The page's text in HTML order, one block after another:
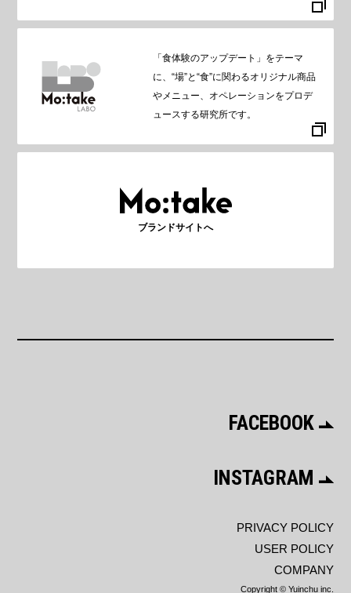
「食体験のアップデート」をテーマ
に、“場”と“食”に関わるオリジナル商品
やメニュー、オペレーションをプロデ
ュースする研究所です。
ブランドサイトへ
FACEBOOK
INSTAGRAM
PRIVACY POLICY
USER POLICY
COMPANY
Copyright © Yuinchu inc.